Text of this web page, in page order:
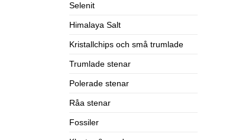
Selenit
Himalaya Salt
Kristallchips och små trumlade
Trumlade stenar
Polerade stenar
Råa stenar
Fossiler